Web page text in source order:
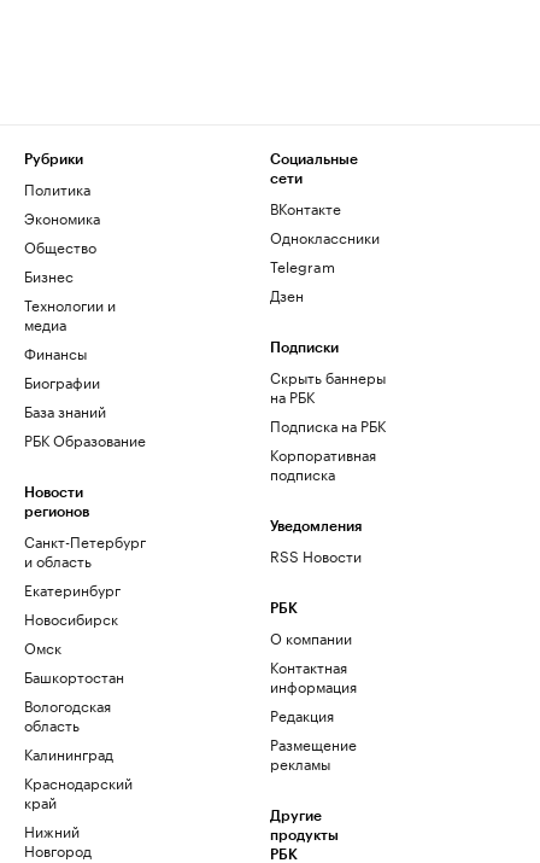
Рубрики
Политика
Экономика
Общество
Бизнес
Технологии и
медиа
Финансы
Биографии
База знаний
РБК Образование
Новости
регионов
Санкт-Петербург
и область
Екатеринбург
Новосибирск
Омск
Башкортостан
Вологодская
область
Калининград
Краснодарский
край
Нижний
Новгород
Социальные
сети
ВКонтакте
Одноклассники
Telegram
Дзен
Подписки
Скрыть баннеры
на РБК
Подписка на РБК
Корпоративная
подписка
Уведомления
RSS Новости
РБК
О компании
Контактная
информация
Редакция
Размещение
рекламы
Другие
продукты
РБК